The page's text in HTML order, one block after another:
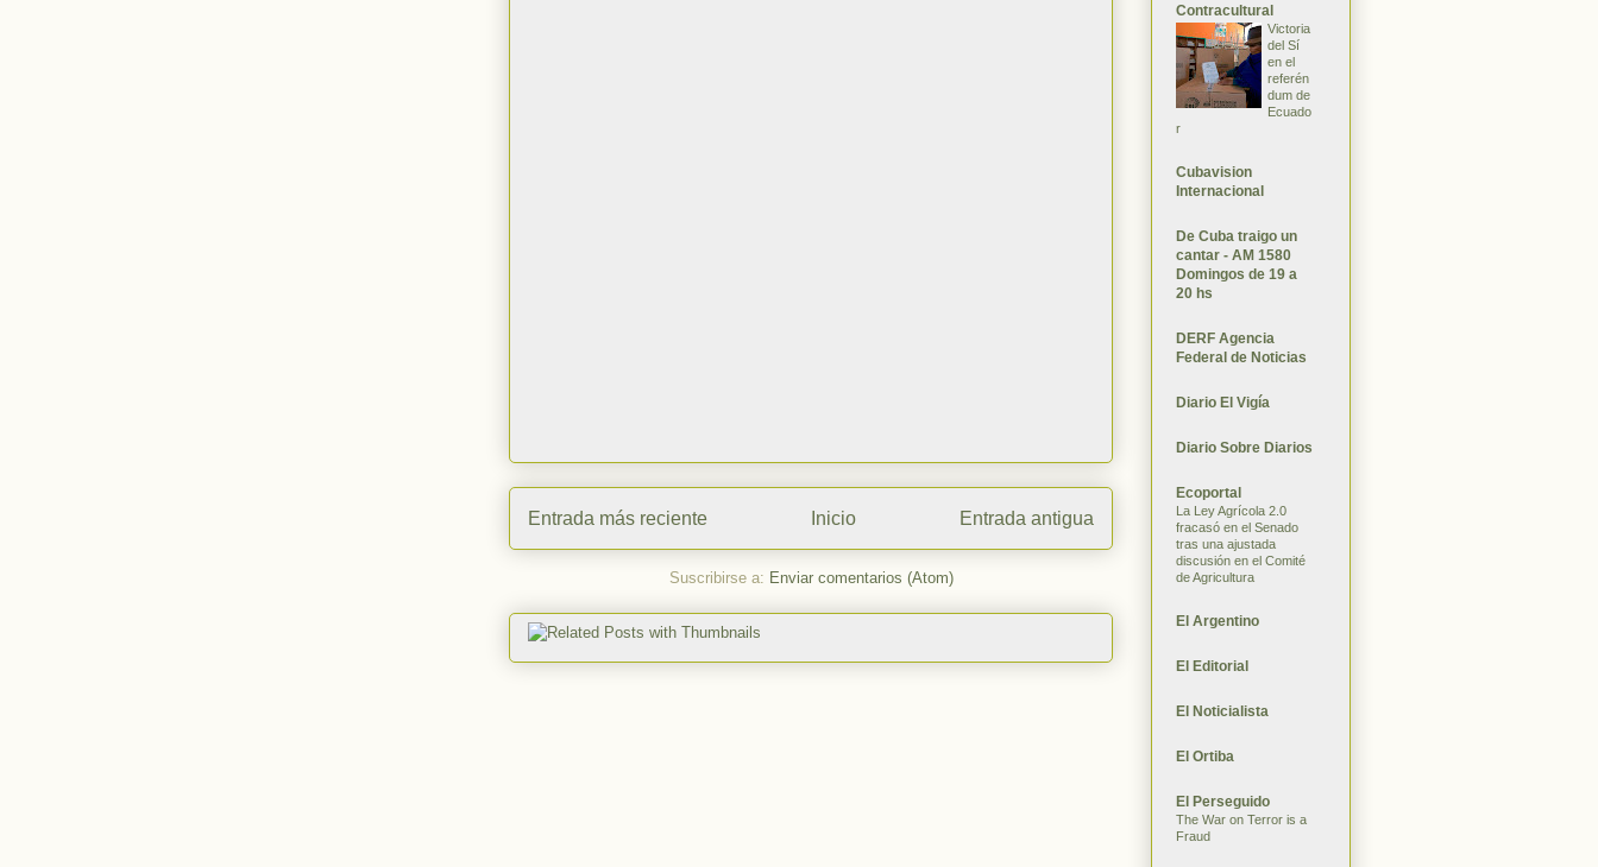
Entrada más reciente Entrada antigua
Inicio
Suscribirse a: Enviar comentarios (Atom)
Contracultural
Victoria
del Sí
en el
referén
dum de
Ecuado
r
Cubavision
Internacional
De Cuba traigo un
cantar - AM 1580
Domingos de 19 a
20 hs
DERF Agencia
Federal de Noticias
Diario El Vigía
Diario Sobre Diarios
Ecoportal
La Ley Agrícola 2.0
fracasó en el Senado
tras una ajustada
discusión en el Comité
de Agricultura
El Argentino
El Editorial
El Noticialista
El Ortiba
El Perseguido
The War on Terror is a
Fraud